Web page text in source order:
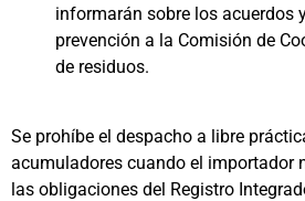
informarán sobre los acuerdos
prevención a la Comisión de
de residuos.
Se prohíbe el despacho a libre
acumuladores cuando el importador
las obligaciones del Registro